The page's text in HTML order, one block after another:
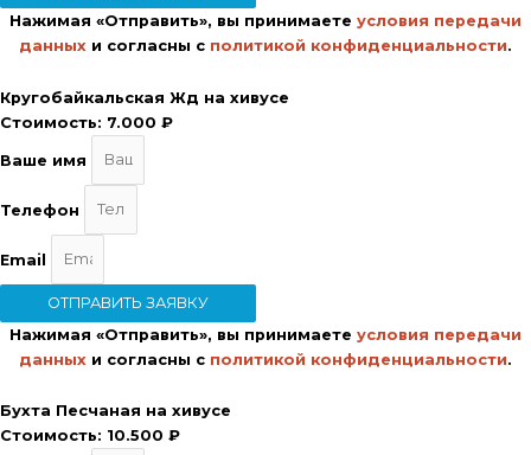
Нажимая «Отправить», вы принимаете условия передачи
данных и согласны с политикой конфиденциальности.
Кругобайкальская Жд на хивусе
Стоимость: 7.000 ₽
Ваше имя
Телефон
Email
ОТПРАВИТЬ ЗАЯВКУ
Нажимая «Отправить», вы принимаете условия передачи
данных и согласны с политикой конфиденциальности.
Бухта Песчаная на хивусе
Стоимость: 10.500 ₽